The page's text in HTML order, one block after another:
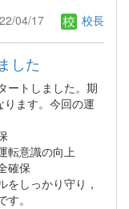
04/17 校長
した
ートしました。期
ます。今回の運
転意識の向上
確保
をしっかり守り，
。